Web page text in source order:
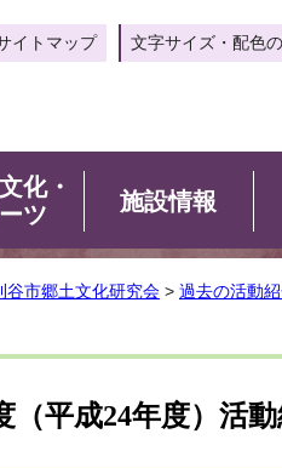
イトマップ 文字サイズ・配色
化・
ツ
施設情報
谷市郷土文化研究会 > 過去の活動
（平成24年度）活